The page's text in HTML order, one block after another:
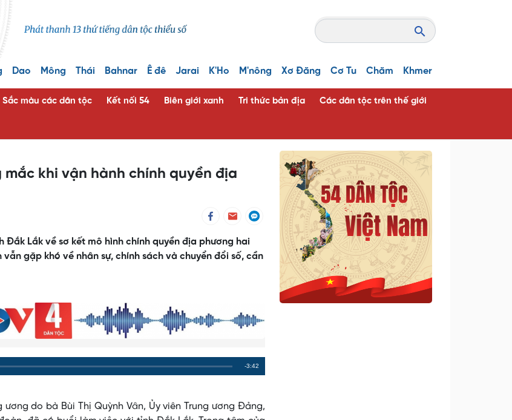
Dao Mông Thái Bahnar Ê đê Jarai K'Ho M'nông Xơ Đăng Cơ Tu Chăm Khmer
Sắc màu các dân tộc Kết nối 54 Biên giới xanh Tri thức bản địa Các dân tộc trên thế giới
khi vận hành chính quyền địa
Đắk Lắk về sơ kết mô hình chính quyền địa phương hai
gặp khó về nhân sự, chính sách và chuyển đổi số, cần
Remaining
-3:42
do bà Bùi Thị Quỳnh Vân, Ủy viên Trung ương Đảng,